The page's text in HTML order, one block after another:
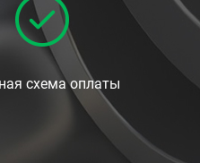
схема оплаты